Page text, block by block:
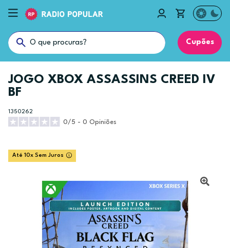
Cupões
JOGO XBOX ASSASSINS CREED IV
BF
1350262
0/5 - 0 Opiniões
Até 10x Sem Juros